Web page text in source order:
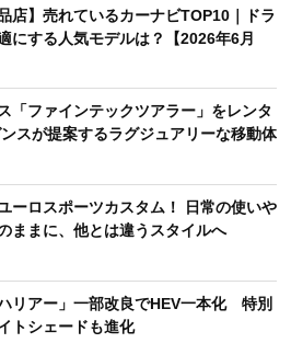
店】売れているカーナビTOP10｜ドラ
にする人気モデルは？【2026年6月
「ファインテックツアラー」をレンタ
スが提案するラグジュアリーな移動体
ーロスポーツカスタム！ 日常の使いや
ままに、他とは違うスタイルへ
リアー」一部改良でHEV一本化 特別
トシェードも進化